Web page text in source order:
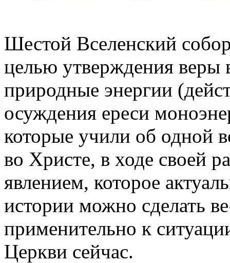
Шестой Вселенский
целью утверждения веры
природные энергии
осуждения ереси
которые учили об одной
во Христе, в ходе своей
явлением, которое
истории можно сделать
применительно к
Церкви сейчас.